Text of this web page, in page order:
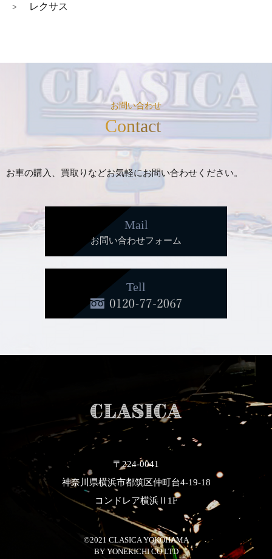
> レクサス
お問い合わせ
Contact
お車の購入、買取りなどお気軽にお問い合わせください。
Mail
お問い合わせフォーム
Tell
〒224-0041
神奈川県横浜市都筑区仲町台4-19-18
コンドレア横浜Ⅱ1F
©2021 CLASICA YOKOHAMA
​​​​​​​BY YONEKICHI CO.LTD